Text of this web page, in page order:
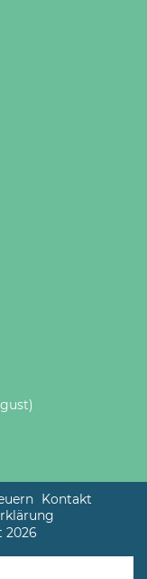
Kontakt
2026